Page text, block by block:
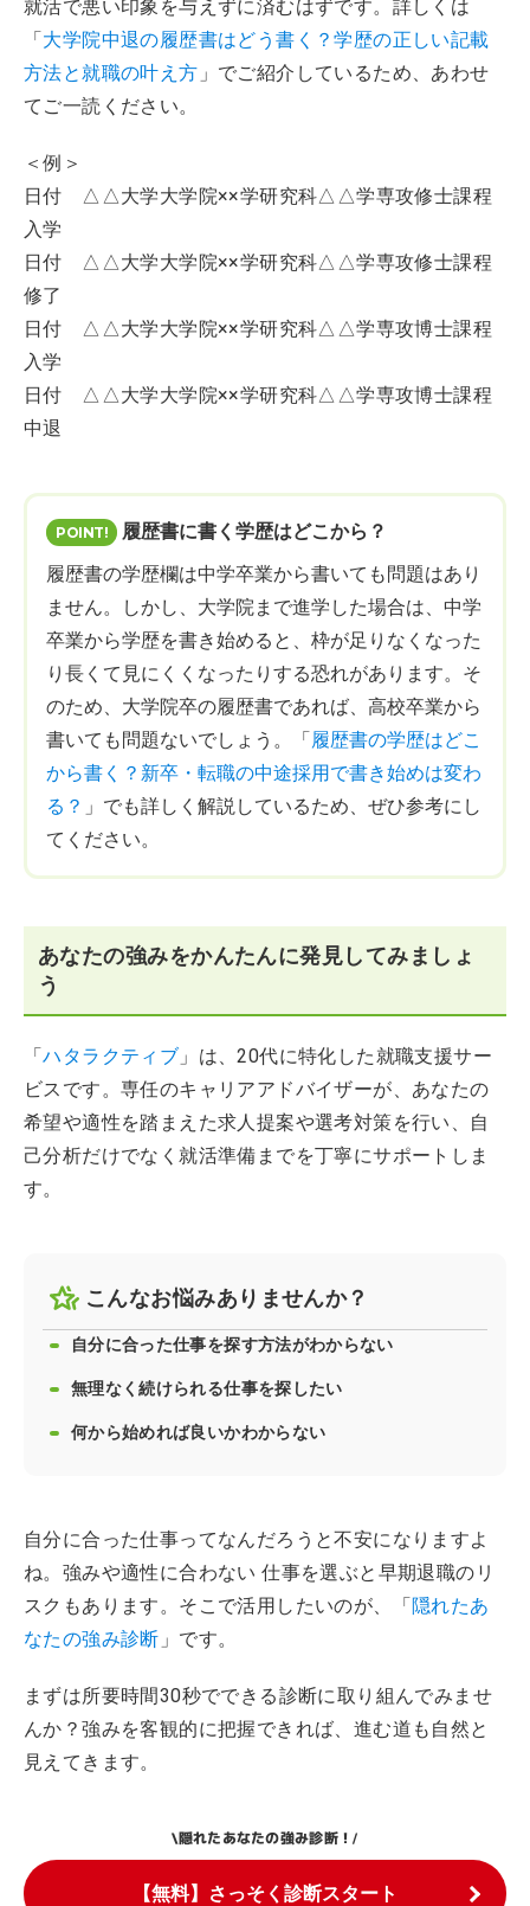
就活で悪い印象を与えずに済むはずです。詳しくは
「大学院中退の履歴書はどう書く？学歴の正しい記載
方法と就職の叶え方 」でご紹介しているため、あわせ
てご一読ください。
＜例＞
日付 △△大学大学院××学研究科△△学専攻修士課程
入学
日付 △△大学大学院××学研究科△△学専攻修士課程
修了
日付 △△大学大学院××学研究科△△学専攻博士課程
入学
日付 △△大学大学院××学研究科△△学専攻博士課程
中退
履歴書に書く学歴はどこから？
履歴書の学歴欄は中学卒業から書いても問題はあり
ません。しかし、大学院まで進学した場合は、中学
卒業から学歴を書き始めると、枠が足りなくなった
り長くて見にくくなったりする恐れがあります。そ
のため、大学院卒の履歴書であれば、高校卒業から
書いても問題ないでしょう。「履歴書の学歴はどこ
から書く？新卒・転職の中途採用で書き始めは変わ
る？ 」でも詳しく解説しているため、ぜひ参考にし
てください。
あなたの強みをかんたんに発見してみましょ
う
「ハタラクティブ 」は、20代に特化した就職支援サー
ビスです。専任のキャリアアドバイザーが、あなたの
希望や適性を踏まえた求人提案や選考対策を行い、自
己分析だけでなく就活準備までを丁寧にサポートしま
す。
こんなお悩みありませんか？
自分に合った仕事を探す方法がわからない
無理なく続けられる仕事を探したい
何から始めれば良いかわからない
自分に合った仕事ってなんだろうと不安になりますよ
ね。強みや適性に合わない 仕事を選ぶと早期退職のリ
スクもあります。そこで活用したいのが、「隠れたあ
なたの強み診断 」です。
まずは所要時間30秒でできる診断に取り組んでみませ
んか？強みを客観的に把握できれば、進む道も自然と
見えてきます。
\隠れたあなたの強み診断！/
【無料】さっそく診断スタート